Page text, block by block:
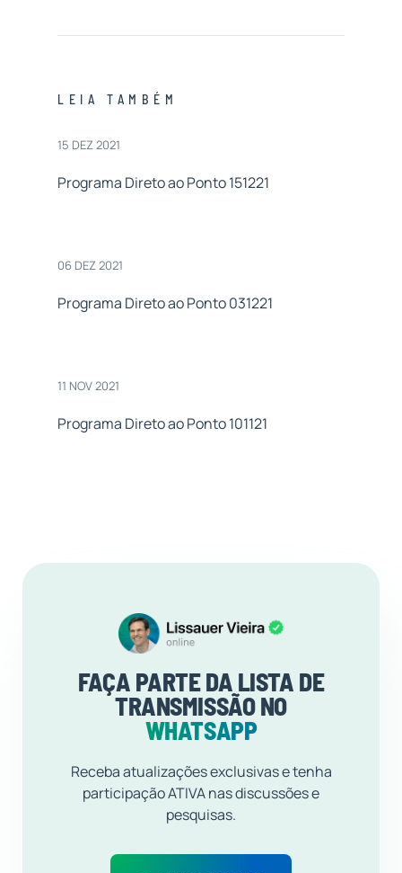
LEIA TAMBÉM
15 DEZ 2021
Programa Direto ao Ponto 151221
06 DEZ 2021
Programa Direto ao Ponto 031221
11 NOV 2021
Programa Direto ao Ponto 101121
FAÇA PARTE DA LISTA DE
TRANSMISSÃO NO
WHATSAPP
Receba atualizações exclusivas e tenha
participação ATIVA nas discussões e
pesquisas.